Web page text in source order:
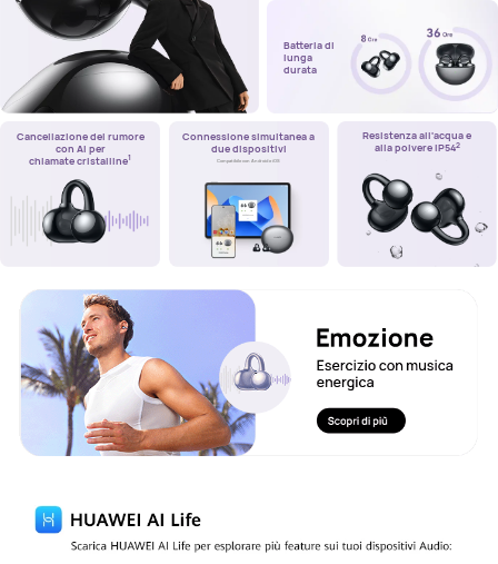
Batteria di
lunga
durata
Cancellazione del rumore
con AI per
chiamate cristalline1
Connessione simultanea a
due dispositivi
Compatibile con Android e iOS
Resistenza all'acqua e
alla polvere IP542